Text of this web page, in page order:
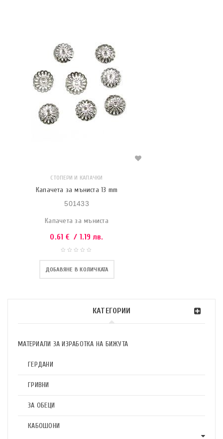
КАТЕГОРИИ
МАТЕРИАЛИ ЗА ИЗРАБОТКА НА БИЖУТА
ГЕРДАНИ
ГРИВНИ
ЗА ОБЕЦИ
КАБОШОНИ
СТОПЕРИ И КАПАЧКИ
Капачета за мъниста 13 mm
501433
Капачета за мъниста
0.61 € / 1.19 лв.
ДОБАВЯНЕ В КОЛИЧКАТА